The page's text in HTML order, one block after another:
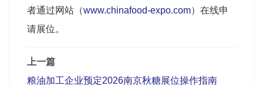
者通过网站（www.chinafood-expo.com）在线申
请展位。
上一篇
粮油加工企业预定2026南京秋糖展位操作指南